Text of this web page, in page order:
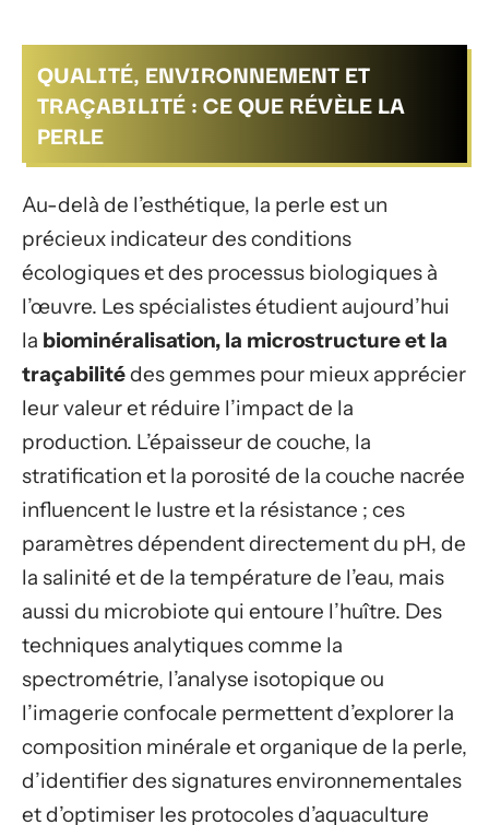
QUALITÉ, ENVIRONNEMENT ET
TRAÇABILITÉ : CE QUE RÉVÈLE LA
PERLE
Au-delà de l’esthétique, la perle est un
précieux indicateur des conditions
écologiques et des processus biologiques à
l’œuvre. Les spécialistes étudient aujourd’hui
la biominéralisation, la microstructure et la
traçabilitédes gemmes pour mieux apprécier
leur valeur et réduire l’impact de la
production. L’épaisseur de couche, la
stratification et la porosité de la couche nacrée
influencent le lustre et la résistance ; ces
paramètres dépendent directement du pH, de
la salinité et de la température de l’eau, mais
aussi du microbiote qui entoure l’huître. Des
techniques analytiques comme la
spectrométrie, l’analyse isotopique ou
l’imagerie confocale permettent d’explorer la
composition minérale et organique de la perle,
d’identifier des signatures environnementales
et d’optimiser les protocoles d’aquaculture